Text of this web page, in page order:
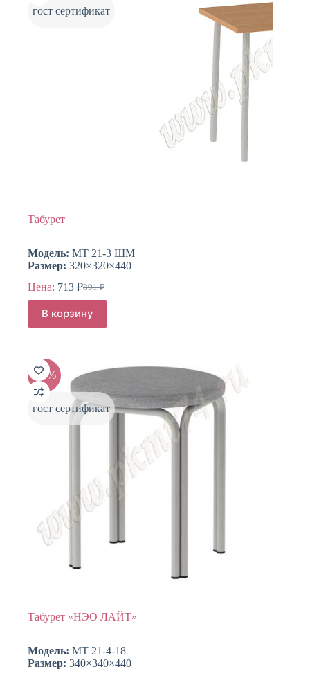
гост сертификат
Табурет
Модель: МТ 21-3 ШМ
Размер: 320×320×440
Цена:
891₽
Первоначальная
цена
составляла
891 ₽.
713 ₽Текущая
цена:
713 ₽.
В корзину
-20%
гост сертификат
Табурет «НЭО ЛАЙТ»
Модель: МТ 21-4-18
Размер: 340×340×440